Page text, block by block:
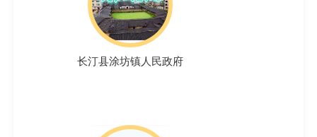
长汀县涂坊镇人民政府